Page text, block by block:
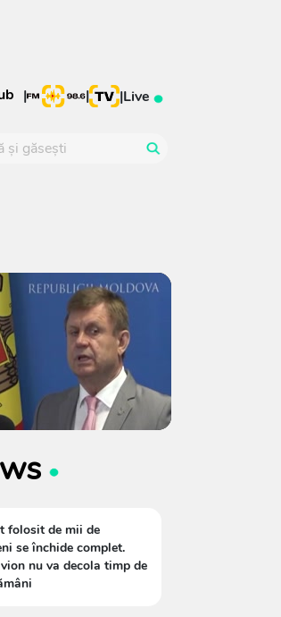
| | |Live
folosit de mii de
se închide complet.
nu va decola timp de